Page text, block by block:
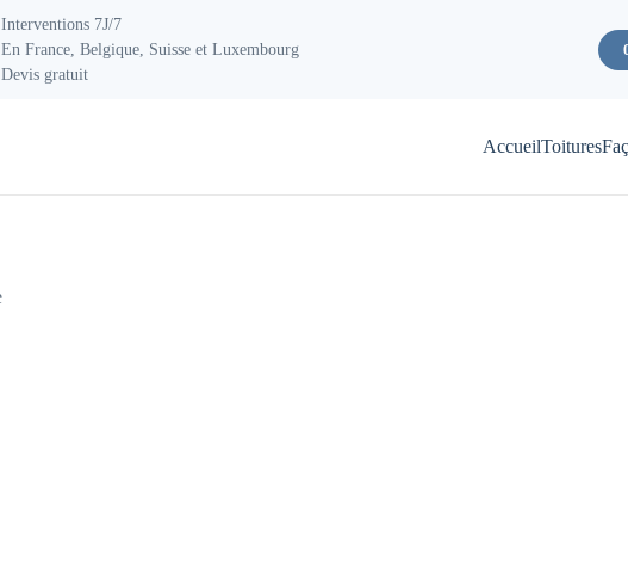
Interventions 7J/7
En France, Belgique, Suisse et Luxembourg
Devis gratuit
AccueilToitures